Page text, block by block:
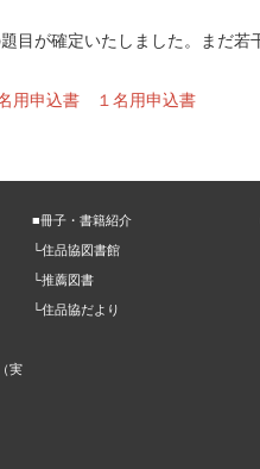
目が確定いたしました。まだ若
用申込書 １名用申込書
実
■冊子・書籍紹介
└住品協図書館
└推薦図書
└住品協だより